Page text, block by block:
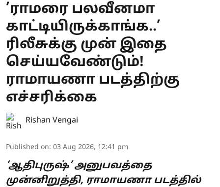
’ராமரை பலவீனமா
காட்டியிருக்காங்க..’
ரிலீசுக்கு முன் இதை
செய்யவேண்டும்!
ராமாயணா படத்திற்கு
எச்சரிக்கை
Rishan Vengai
Published on: 03 Aug 2026, 12:41 pm
‘ஆதிபுருஷ்’ அனுபவத்தை
முன்னிறுத்தி, ராமாயணா படத்தில்